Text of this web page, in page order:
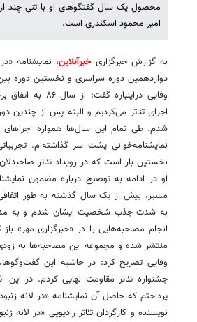
محصول یک سال گفتگوهای او با تنی چند از
امیر محمود اسکندری است.
به گزارش خبرگزاریخبرآنلاین، نمایشنامه
دوازدهمین دوره سراسری و نخستین دوره
وفایی
اجرای تئاتر می‌کردیم و البته پس از چندین
شدم. طی تمام این سال‌ها همواره اجراهای
نمایشنامه‌خوانی پشت سر گذاشته‌ام.
نخستین بار است که در رویداد تئاتر
او در ادامه به توضیح درباره مضمون
مسیر، بیش از یک سال گذشته به طور
به شدت جذب شخصیت ایشان شدم و به مدت
انجام مصاحبه‌هایی را در «خبرگزاری مهر»
منتشر شده و مجموعه این مصاحبه‌ها به
وفایی تصریح کرد: در حاشیه این
جشنواره تئاتر مقاومت نهایی کردم. در
پرداختم که حاصل آن نمایشنامه «در لانه
نویسنده و کارگردان تئاتر رادیویی «در لانه